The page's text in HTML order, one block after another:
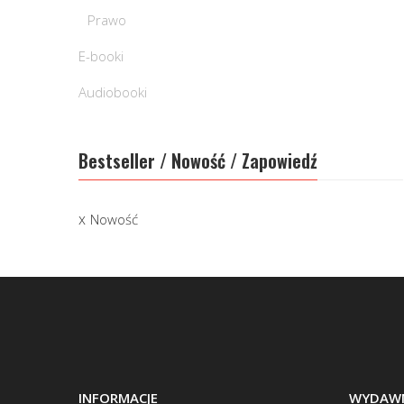
Prawo
E-booki
Audiobooki
Bestseller / Nowość / Zapowiedź
Nowość
INFORMACJE